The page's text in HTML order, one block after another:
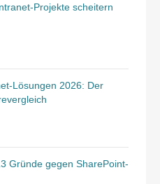
Projekte scheitern
Lösungen 2026: Der
Gründe gegen SharePoint-